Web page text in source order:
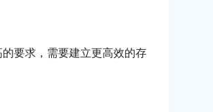
要求，需要建立更高效的存